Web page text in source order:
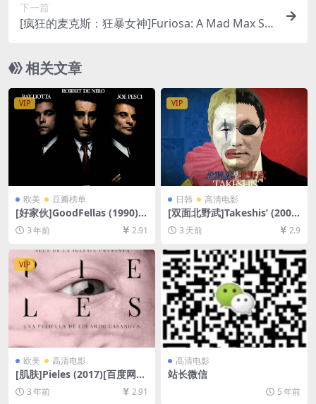
下一篇
[疯狂的麦克斯：狂暴女神]Furiosa: A Mad Max Sa
源][网盘在线播放/下载][MP4/10GB][官方中英字幕]
相关文章
VIP
欧美 豆瓣榜单
[好家伙]GoodFellas (1990)
[百度网盘+夸克网盘1080P超
清未删减资源][网盘在线播放/
下载][MP4/9.2GB][中英字幕]
3 年前 2.91
VIP
日韩 高清电影
[双面北野武]Takeshis’ (2005)
[百度网盘+夸克网盘1080P超
清未删减资源][网盘在线播放/
下载][MP4/7.4GB][中文字幕]
3 天前 2.9
VIP
欧美 高清电影
[肌肤]Pieles (2017)[百度网盘
+夸克网盘1080P超清未删减
资源][网盘在线播放/下载][MP
3 年前 2.91
高清电影
站长微信
5 年前